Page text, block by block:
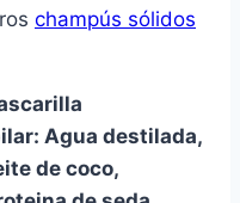
champús sólidos
Agua destilada,
de coco,